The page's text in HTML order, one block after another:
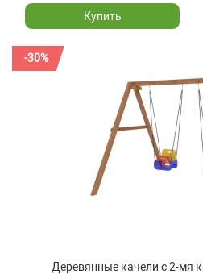
Купить
-30%
Деревянные качели с 2-мя